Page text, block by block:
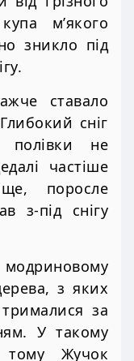
м’якого
зникло під
ставало
сніг
полівки не
частіше
поросле
з-під снігу
з яких
за
У такому
тому Жучок